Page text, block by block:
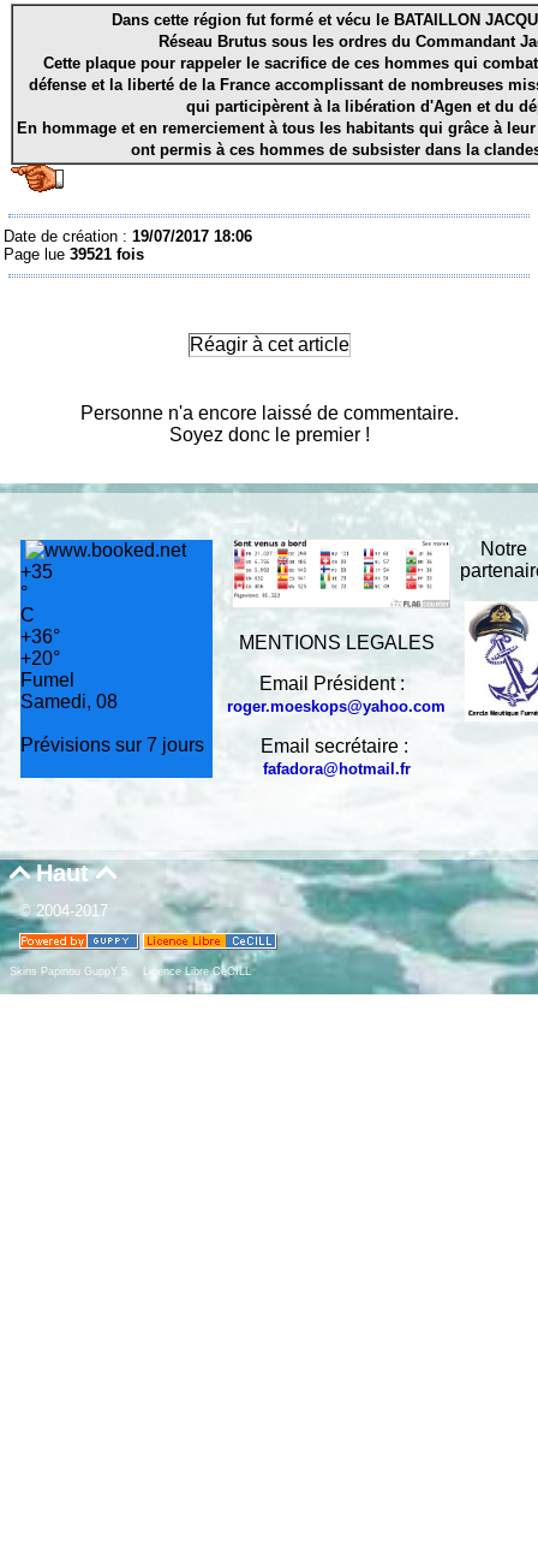
Dans cette région fut formé et vécu le BATAILLON
Réseau Brutus sous les ordres du Commandant
Cette plaque pour rappeler le sacrifice de ces hommes qui
défense et la liberté de la France accomplissant de nombreuses
qui participèrent à la libération d'Agen et du
En hommage et en remerciement à tous les habitants qui grâce à
ont permis à ces hommes de subsister dans la
Date de création :19/07/2017 18:06
Page lue39521 fois
Réagir à cet article
Personne n'a encore laissé de commentaire.
Soyez donc le premier !
+35
°
C
+36°
+20°
Fumel
Samedi, 08
Prévisions sur 7 jours
MENTIONS LEGALES
Email Président :
roger.moeskops@yahoo.com
Email secrétaire :
fafadora@hotmail.fr
Notre
Haut
© 2004-2017
Skins Papinou GuppY 5 Licence Libre CeCILL